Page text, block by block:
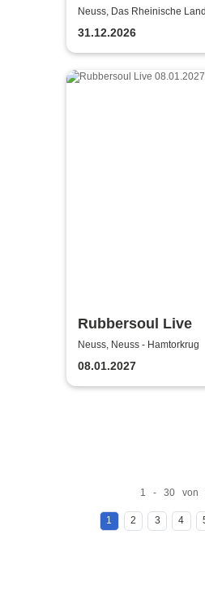
Rheinische
Neuss, Das Rheinische
Bühne
31.12.2026
Rubbersoul Live
Neuss, Neuss - Hamtorkrug
08.01.2027
1 - 30 von
1 2 3 4